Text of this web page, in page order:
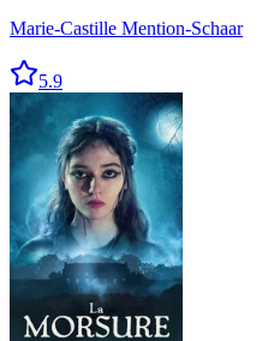
Marie-Castille Mention-Schaar
5.9